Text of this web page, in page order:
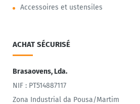
Accessoires et ustensiles
ACHAT SÉCURISÉ
Brasaovens, Lda.
NIF : PT514887117
Zona Industrial da Pousa/Martim